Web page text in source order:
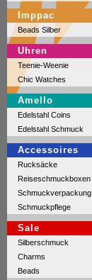
Imppac
Beads Silber
Uhren
Teenie-Weenie
Chic Watches
Amello
Edelstahl Coins
Edelstahl Schmuck
Accessoires
Rucksäcke
Reiseschmuckboxen
Schmuckverpackung
Schmuckpflege
Sale
Silberschmuck
Charms
Beads